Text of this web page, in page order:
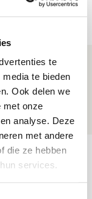
te
te bieden
Ook delen we
met onze
analyse. Deze
met andere
die ze hebben
services.
over PEC
begin